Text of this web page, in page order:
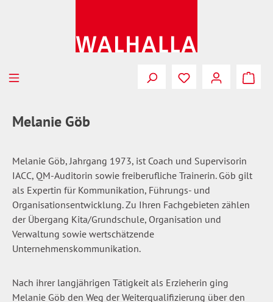
Du hast 0
Melanie Göb
Melanie Göb, Jahrgang 1973, ist Coach und Supervisorin
IACC, QM-Auditorin sowie freiberufliche Trainerin. Göb gilt
als Expertin für Kommunikation, Führungs- und
Organisationsentwicklung. Zu Ihren Fachgebieten zählen
der Übergang Kita/Grundschule, Organisation und
Verwaltung sowie wertschätzende
Unternehmenskommunikation.
Nach ihrer langjährigen Tätigkeit als Erzieherin ging
Melanie Göb den Weg der Weiterqualifizierung über den